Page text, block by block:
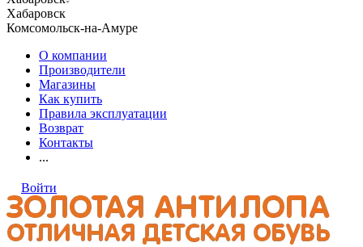
Хабаровск
Комсомольск-на-Амуре
О компании
Производители
Магазины
Как купить
Правила эксплуатации
Возврат
Контакты
...
Войти